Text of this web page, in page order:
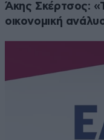
Άκης Σκέρτσος:
οικονομική